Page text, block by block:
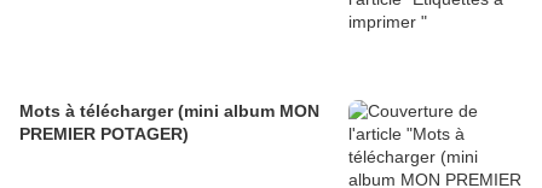
Mots à télécharger (mini album MON
PREMIER POTAGER)